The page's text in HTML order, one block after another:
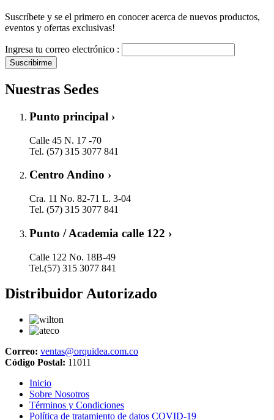
Suscríbete y se el primero en conocer acerca de nuevos productos,
eventos y ofertas exclusivas!
Ingresa tu correo electrónico :
Suscribirme
Nuestras Sedes
Punto principal ›
Calle 45 N. 17 -70
Tel. (57) 315 3077 841
Centro Andino ›
Cra. 11 No. 82-71 L. 3-04
Tel. (57) 315 3077 841
Punto / Academia calle 122 ›
Calle 122 No. 18B-49
Tel.(57) 315 3077 841
Distribuidor Autorizado
Correo: ventas@orquidea.com.co
Código Postal: 11011
Inicio
Sobre Nosotros
Términos y Condiciones
Política de tratamiento de datos COVID-19